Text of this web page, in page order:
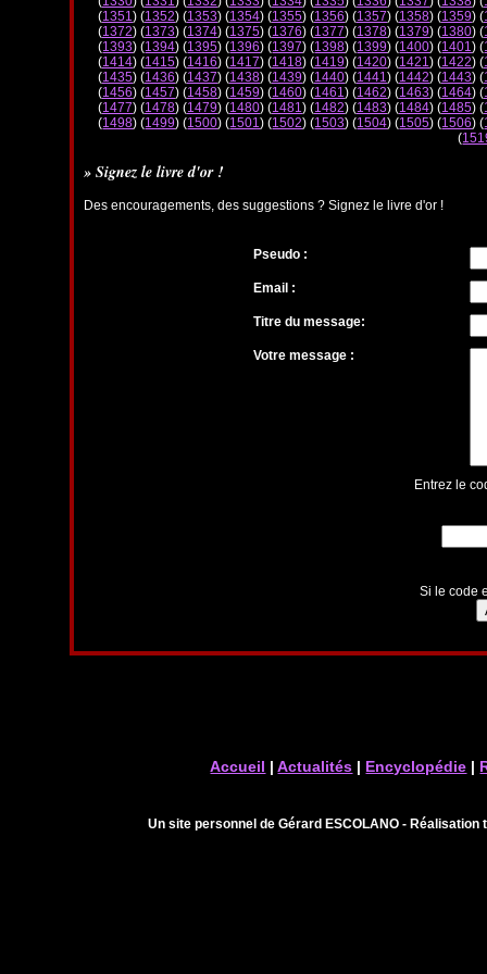
(1351) (1352) (1353) (1354) (1355) (1356) (1357) (1358) (1359) (
(1372) (1373) (1374) (1375) (1376) (1377) (1378) (1379) (1380) (
(1393) (1394) (1395) (1396) (1397) (1398) (1399) (1400) (1401) (
(1414) (1415) (1416) (1417) (1418) (1419) (1420) (1421) (1422) (
(1435) (1436) (1437) (1438) (1439) (1440) (1441) (1442) (1443) (
(1456) (1457) (1458) (1459) (1460) (1461) (1462) (1463) (1464) (
(1477) (1478) (1479) (1480) (1481) (1482) (1483) (1484) (1485) (
(1498) (1499) (1500) (1501) (1502) (1503) (1504) (1505) (1506) (
(
» Signez le livre d'or !
Des encouragements, des suggestions ? Signez le livre d'or !
Pseudo :
Email :
Titre du message:
Votre message :
Entrez le
Si le code
Accueil |Actualités | Encyclopédie |
Un site personnel de Gérard ESCOLANO -